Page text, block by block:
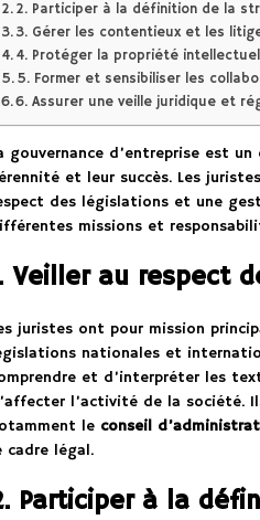
2. Participer à la définition de la
3. Gérer les contentieux et les
4. Protéger la propriété
5. Former et sensibiliser les
6. Assurer une veille juridique et
gouvernance d’entreprise est
et leur succès. Les
des législations et une
missions et
Veiller au respect
juristes ont pour mission
nationales et
et d’interpréter les
l’activité de la société.
le conseil
cadre légal.
Participer à la